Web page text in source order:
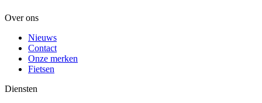
Over ons
Nieuws
Contact
Onze merken
Fietsen
Diensten